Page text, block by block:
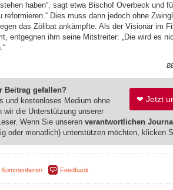
haben“, sagt etwa Bischof Overbeck und
reformieren.“ Dies muss dann jedoch ohne
das Zölibat ankämpfte. Als der Visionär im
entgegnen ihm seine Mitstreiter: „Die wird es
❤ Jetzt
Beitrag gefallen?
und kostenloses Medium ohne
wir die Unterstützung unserer
Wenn Sie unseren verantwortlichen
oder monatlich) unterstützen möchten, klicken
Kommentieren Feedback